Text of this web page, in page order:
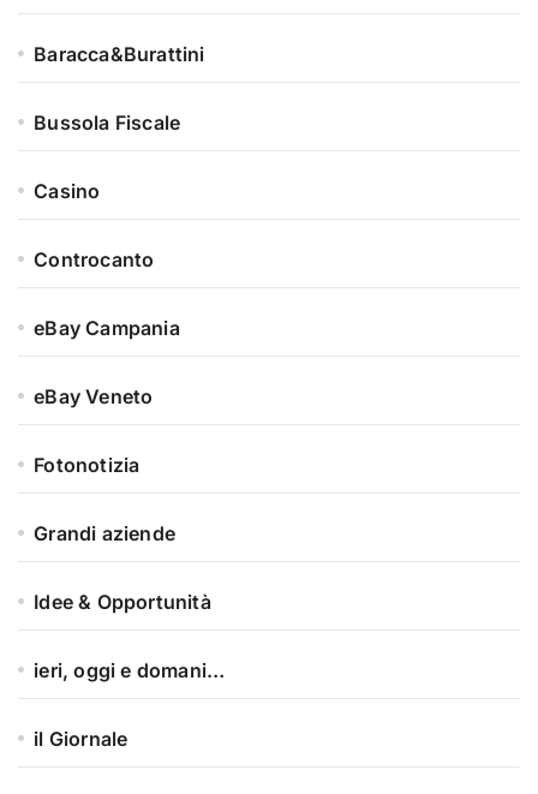
Baracca&Burattini
Bussola Fiscale
Casino
Controcanto
eBay Campania
eBay Veneto
Fotonotizia
Grandi aziende
Idee & Opportunità
ieri, oggi e domani…
il Giornale